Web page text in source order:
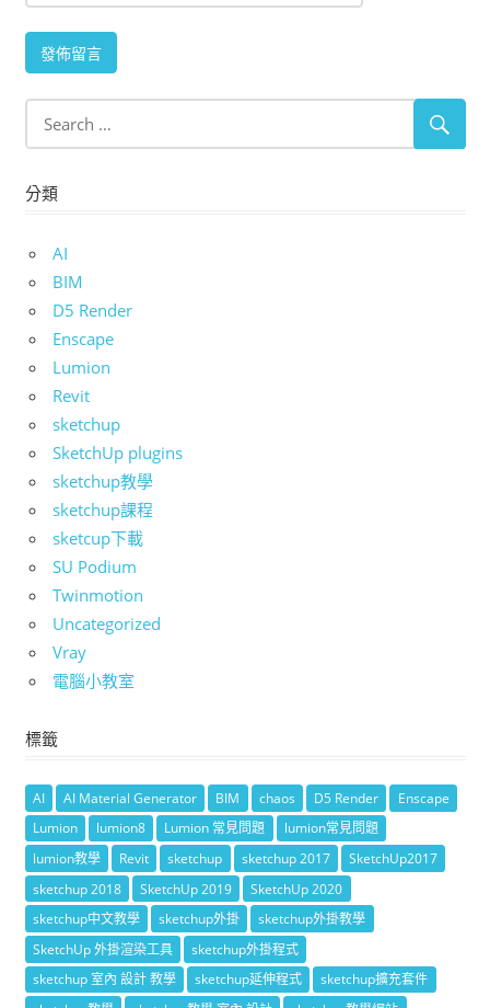
分類
AI
BIM
D5 Render
Enscape
Lumion
Revit
sketchup
SketchUp plugins
sketchup教學
sketchup課程
sketcup下載
SU Podium
Twinmotion
Uncategorized
Vray
電腦小教室
標籤
AI AI Material Generator BIM chaos D5 Render
Enscape
Lumion
lumion8 Lumion 常見問題
lumion常見問題
lumion教學
Revit sketchup sketchup 2017
SketchUp2017
sketchup 2018
SketchUp 2019
SketchUp 2020
sketchup中文教學
sketchup外掛
sketchup外掛教學
SketchUp 外掛渲染工具
sketchup外掛程式
sketchup 室內 設計 教學
sketchup延伸程式
sketchup擴充套件